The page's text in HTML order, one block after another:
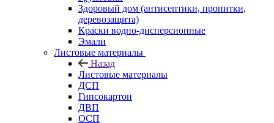
Здоровый дом (антисептики, пропитки,
деревозащита)
Краски водно-дисперсионные
Эмали
Листовые материалы
Назад
Листовые материалы
ДСП
Гипсокартон
ДВП
ОСП